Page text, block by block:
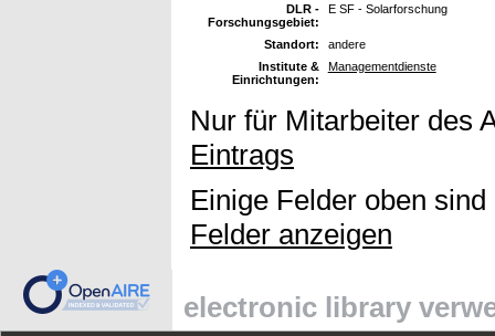
DLR -
Forschungsgebiet:
E SF - Solarforschung
Standort:
andere
Institute &
Einrichtungen:
Managementdienste
Nur für Mitarbeiter des
Eintrags
Einige Felder oben
Felder anzeigen
electronic library